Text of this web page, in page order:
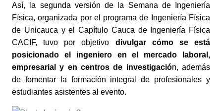
Así, la segunda versión de la Semana de Ingeniería
Física, organizada por el programa de Ingeniería Física
de Unicauca y el Capítulo Cauca de Ingeniería Física
CACIF, tuvo por objetivo divulgar cómo se está
posicionado el ingeniero en el mercado laboral,
empresarial y en centros de investigación, además
de fomentar la formación integral de profesionales y
estudiantes asistentes al evento.